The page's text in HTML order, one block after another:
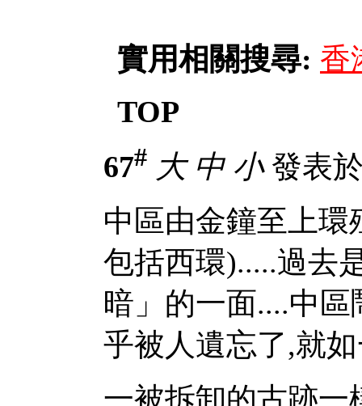
實用相關搜尋: 香
TOP
67# 大 中 小發表
中區由金鐘至上
包括西環).....過去
暗」的一面....中
乎被人遺忘了,就
一被拆卸的古跡一